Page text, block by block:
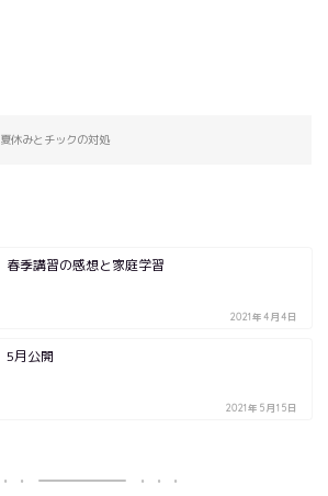
夏休みとチックの対処
春季講習の感想と家庭学習
2021年4月4日
5月公開
2021年5月15日